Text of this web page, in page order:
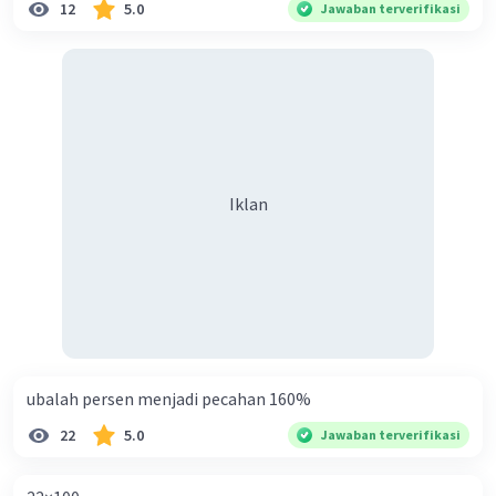
12 5.0 Jawaban terverifikasi
Iklan
ubalah persen menjadi pecahan 160%
22 5.0 Jawaban terverifikasi